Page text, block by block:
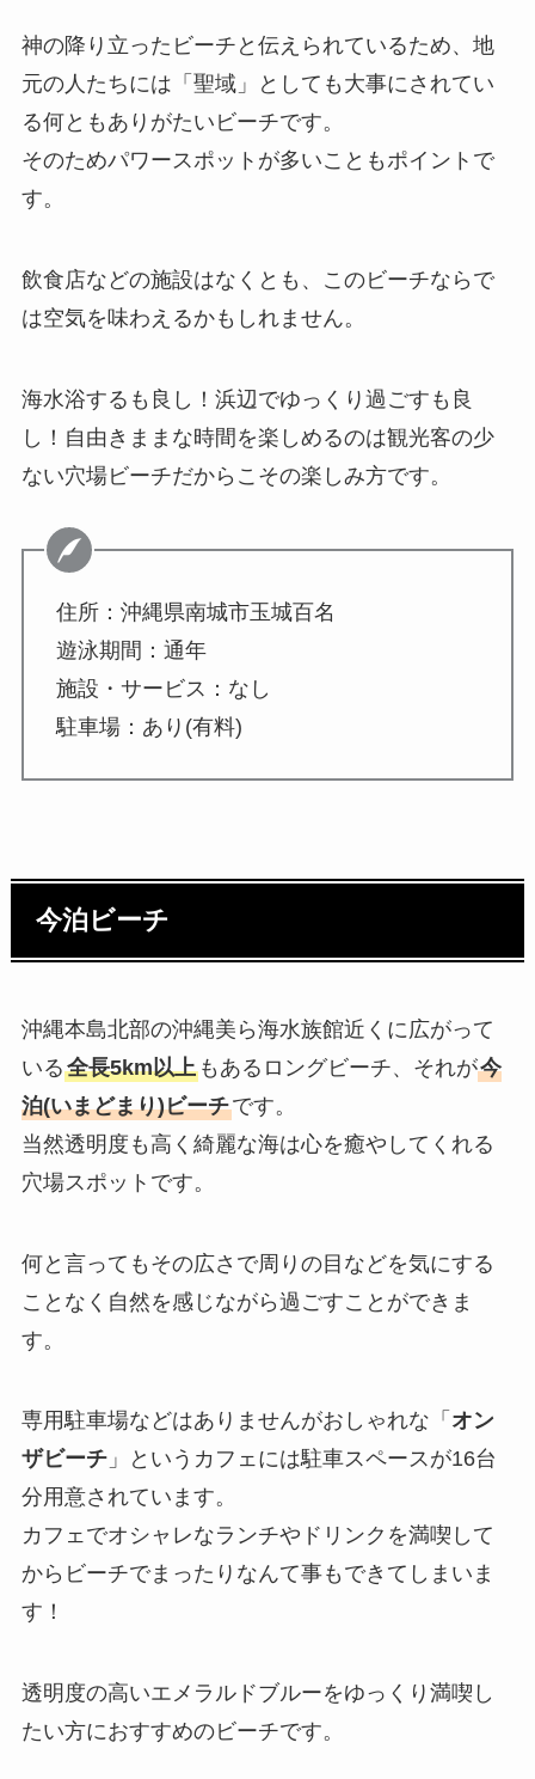
神の降り立ったビーチと伝えられているため、地
元の人たちには「聖域」としても大事にされてい
る何ともありがたいビーチです。
そのためパワースポットが多いこともポイントで
す。
飲食店などの施設はなくとも、このビーチならで
は空気を味わえるかもしれません。
海水浴するも良し！浜辺でゆっくり過ごすも良
し！自由きままな時間を楽しめるのは観光客の少
ない穴場ビーチだからこその楽しみ方です。
住所：沖縄県南城市玉城百名
遊泳期間：通年
施設・サービス：なし
駐車場：あり(有料)
今泊ビーチ
沖縄本島北部の沖縄美ら海水族館近くに広がって
いる全長5km以上もあるロングビーチ、それが今
泊(いまどまり)ビーチです。
当然透明度も高く綺麗な海は心を癒やしてくれる
穴場スポットです。
何と言ってもその広さで周りの目などを気にする
ことなく自然を感じながら過ごすことができま
す。
専用駐車場などはありませんがおしゃれな「 オン
ザビーチ」というカフェには駐車スペースが16台
分用意されています。
カフェでオシャレなランチやドリンクを満喫して
からビーチでまったりなんて事もできてしまいま
す！
透明度の高いエメラルドブルーをゆっくり満喫し
たい方におすすめのビーチです。